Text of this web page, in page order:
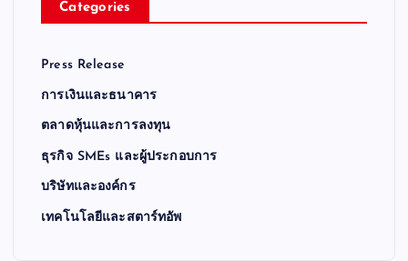
Categories
Press Release
การเงินและธนาคาร
ตลาดหุ้นและการลงทุน
ธุรกิจ SMEs และผู้ประกอบการ
บริษัทและองค์กร
เทคโนโลยีและสตาร์ทอัพ